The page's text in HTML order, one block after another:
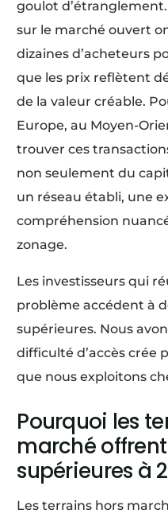
goulot
sur le marché ouvert
dizaines d’acheteurs
que les prix reflètent
de la valeur créable.
Europe, au Moyen-
trouver ces
non seulement du
un réseau établi, une
compréhension
zonage.
Les investisseurs qui
problème accédent à
supérieures. Nous
difficulté d’accès crée
que nous exploitons
Pourquoi les
marché
supérieures à
Les terrains hors